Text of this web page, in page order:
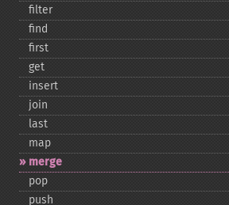
filter
find
first
get
insert
join
last
map
merge
pop
push